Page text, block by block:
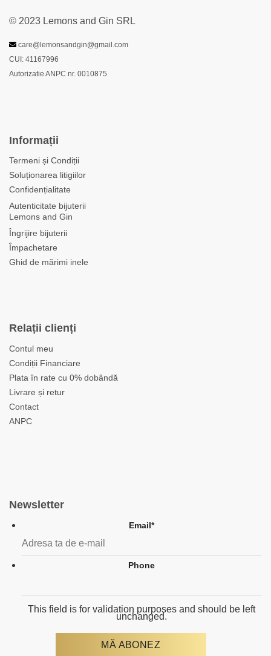
© 2023 Lemons and Gin SRL
care@lemonsandgin@gmail.com
CUI: 41167996
Autorizatie ANPC nr. 0010875
Informații
Termeni și Condiții
Soluționarea litigiilor
Confidențialitate
Autenticitate bijuterii
Lemons and Gin
Îngrijire bijuterii
Împachetare
Ghid de mărimi inele
Relații clienți
Contul meu
Condiții Financiare
Plata în rate cu 0% dobândă
Livrare și retur
Contact
ANPC
Newsletter
Email*
Phone
This field is for validation purposes and should be left
unchanged.